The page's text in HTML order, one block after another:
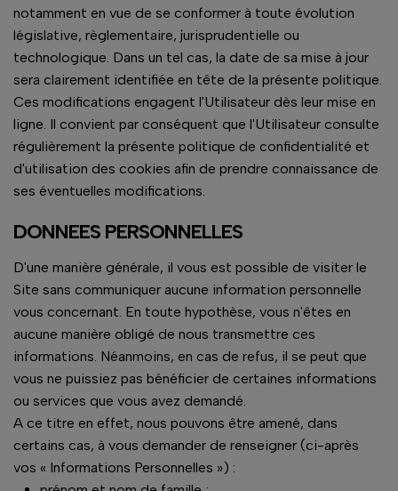
notamment en vue de se conformer à toute évolution
législative, règlementaire, jurisprudentielle ou
technologique. Dans un tel cas, la date de sa mise à jour
sera clairement identifiée en tête de la présente politique.
Ces modifications engagent l'Utilisateur dès leur mise en
ligne. Il convient par conséquent que l'Utilisateur consulte
régulièrement la présente politique de confidentialité et
d'utilisation des cookies afin de prendre connaissance de
ses éventuelles modifications.
DONNEES PERSONNELLES
D'une manière générale, il vous est possible de visiter le
Site sans communiquer aucune information personnelle
vous concernant. En toute hypothèse, vous n'êtes en
aucune manière obligé de nous transmettre ces
informations. Néanmoins, en cas de refus, il se peut que
vous ne puissiez pas bénéficier de certaines informations
ou services que vous avez demandé.
A ce titre en effet, nous pouvons être amené, dans
certains cas, à vous demander de renseigner (ci-après
vos « Informations Personnelles ») :